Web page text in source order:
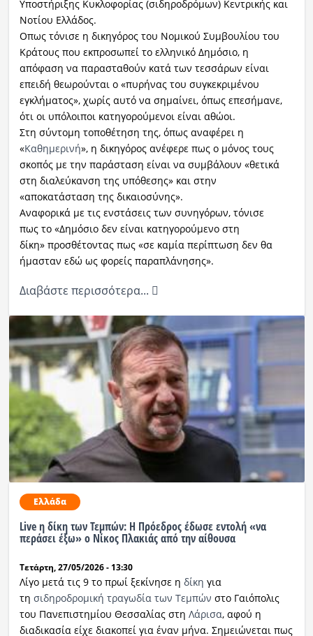
Υποστήριξης Κυκλοφορίας (σιδηροδρόμων) Κεντρικής και
Νοτίου Ελλάδος.
Οπως τόνισε η δικηγόρος του Νομικού Συμβουλίου του
Κράτους που εκπροσωπεί το ελληνικό Δημόσιο, η
απόφαση να παρασταθούν κατά των τεσσάρων είναι
επειδή θεωρούνται ο «πυρήνας του συγκεκριμένου
εγκλήματος», χωρίς αυτό να σημαίνει, όπως επεσήμανε,
ότι οι υπόλοιποι κατηγορούμενοι είναι αθώοι.
Στη σύντομη τοποθέτηση της, όπως αναφέρει η
«Καθημερινή», η δικηγόρος ανέφερε πως ο μόνος τους
σκοπός με την παράσταση είναι να συμβάλουν «θετικά
στη διαλεύκανση της υπόθεσης» και στην
«αποκατάσταση της δικαιοσύνης».
Αναφορικά με τις ενστάσεις των συνηγόρων, τόνισε
πως το «Δημόσιο δεν είναι κατηγορούμενο στη
δίκη» προσθέτοντας πως «σε καμία περίπτωση δεν θα
ήμασταν εδώ ως φορείς παραπλάνησης».
Διαβάστε περισσότερα...
Ελλάδα
Live η δίκη των Τεμπών: Η Πρόεδρος έδωσε εντολή «να
περάσει έξω» ο Νίκος Πλακιάς από την αίθουσα
Τετάρτη, 27/05/2026 - 13:30
Λίγο μετά τις 9 το πρωί ξεκίνησε η δίκη για
τη σιδηροδρομική τραγωδία των Τεμπών στο Γαιόπολις
του Πανεπιστημίου Θεσσαλίας στη Λάρισα, αφού η
διαδικασία είχε διακοπεί για έναν μήνα. Σημειώνεται πως